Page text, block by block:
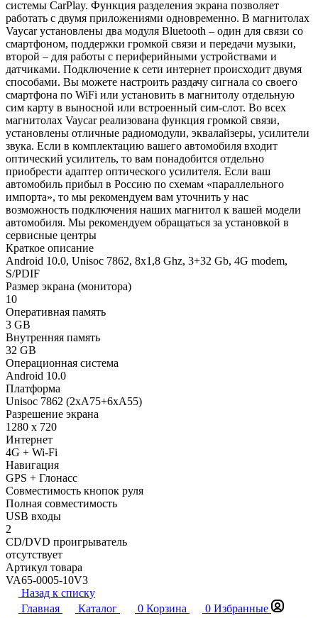
системы CarPlay. Функция разделения экрана позволяет
работать с двумя приложениями одновременно. В магнитолах
Vaycar установлены два модуля Bluetooth – один для связи со
смартфоном, поддержки громкой связи и передачи музыки,
второй – для работы с периферийными устройствами и
датчиками. Подключение к сети интернет происходит двумя
способами. Вы можете настроить раздачу сигнала со своего
смартфона по WiFi или установить в магнитолу отдельную
сим карту в выносной или встроенный сим-слот. Во всех
магнитолах Vaycar реализована функция громкой связи,
установлены отличные радиомодули, эквалайзеры, усилители
звука. Если в комплектацию вашего автомобиля входит
оптический усилитель, то вам понадобится отдельно
приобрести адаптер оптического усилителя. Если ваш
автомобиль прибыл в Россию по схемам «параллельного
импорта», то мы рекомендуем вам уточнить у нас
возможность подключения наших магнитол к вашей модели
автомобиля. Мы рекомендуем обращаться за установкой в
сервисные центры
Краткое описание
Android 10.0, Unisoc 7862, 8х1,8 Ghz, 3+32 Gb, 4G modem,
S/PDIF
Размер экрана (монитора)
10
Оперативная память
3 GB
Внутренняя память
32 GB
Операционная система
Android 10.0
Платформа
Unisoc 7862 (2xA75+6xA55)
Разрешение экрана
1280 x 720
Интернет
4G + Wi-Fi
Навигация
GPS + Глонасс
Совместимость кнопок руля
Полная совместимость
USB входы
2
CD/DVD проигрыватель
отсутствует
Артикул товара
VA65-0005-10V3
Назад к списку
Главная
Каталог 0 Корзина 0 Избранные